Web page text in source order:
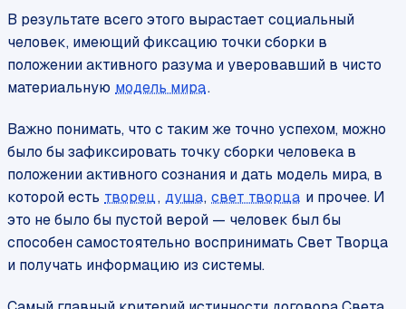
В результате всего этого вырастает социальный
человек, имеющий фиксацию точки сборки в
положении активного разума и уверовавший в чисто
материальную модель мира.
Важно понимать, что с таким же точно успехом, можно
было бы зафиксировать точку сборки человека в
положении активного сознания и дать модель мира, в
которой есть творец, душа, свет творца и прочее. И
это не было бы пустой верой — человек был бы
способен самостоятельно воспринимать Свет Творца
и получать информацию из системы.